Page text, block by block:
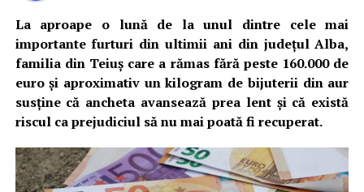
Șoferul a fost testat cu aparatul etilotest, rezultatul
fiind negativ.
Polițiștii continuă cercetările în cadrul unui dosar penal,
sub aspectul săvârșirii infracțiunii de conducerea unui
vehicul fără permis de conducere.
Adaugă teiusinfo.ro ca sursă
La aproape o lună de la unul dintre cele mai
importante furturi din ultimii ani din județul Alba,
familia din Teiuș care a rămas fără peste 160.000 de
euro și aproximativ un kilogram de bijuterii din aur
susține că ancheta avansează prea lent și că există
riscul ca prejudiciul să nu mai poată fi recuperat.